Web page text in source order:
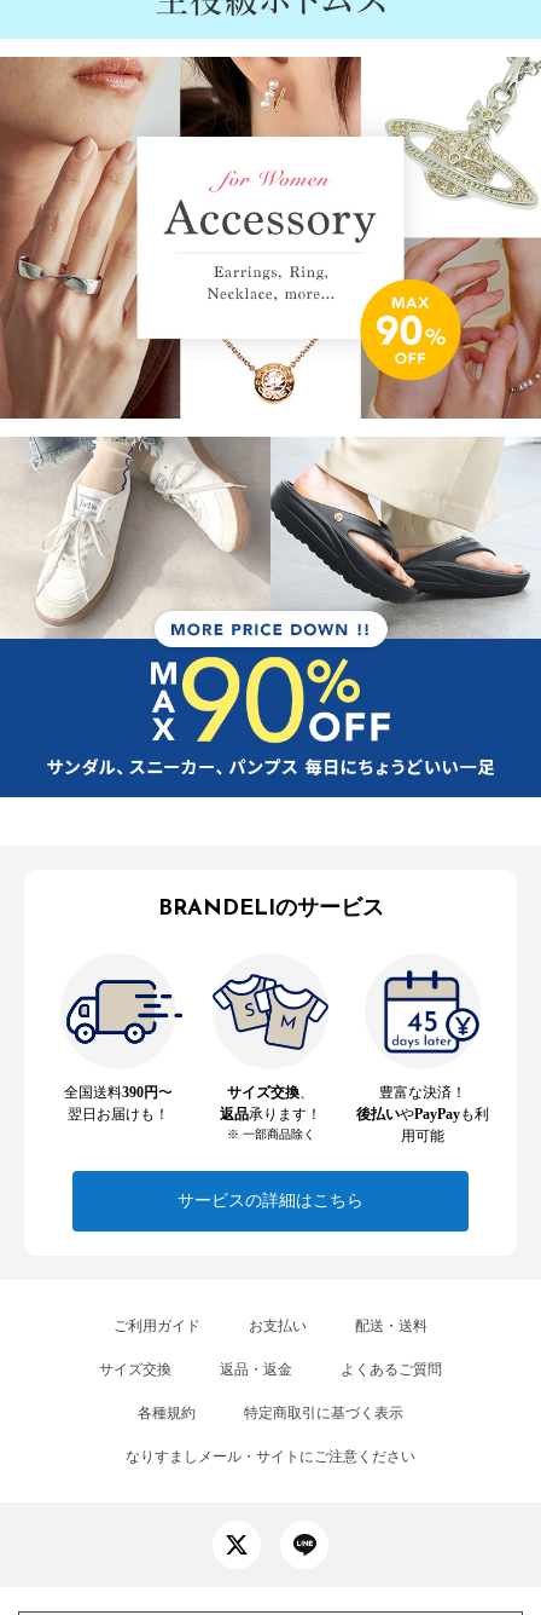
BRANDELIのサービス
全国送料390円〜
翌日お届けも！
サイズ交換、
返品承ります！
※ 一部商品除く
豊富な決済！
後払いやPayPayも利
用可能
サービスの詳細はこちら
ご利用ガイド お支払い 配送・送料
サイズ交換 返品・返金 よくあるご質問
各種規約 特定商取引に基づく表示
なりすましメール・サイトにご注意ください